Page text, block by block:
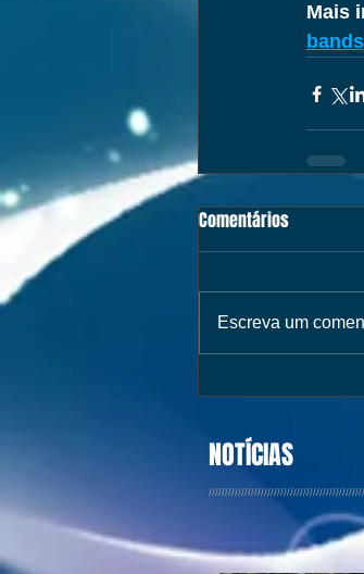
Mais
bands
Comentários
Escreva um
NOTÍCIAS